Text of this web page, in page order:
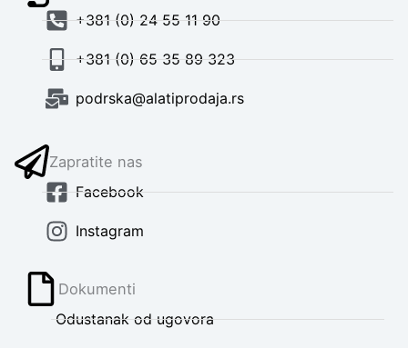
+381 (0) 24 55 11 90
+381 (0) 65 35 89 323
podrska@alatiprodaja.rs
Zapratite nas
Facebook
Instagram
Dokumenti
Odustanak od ugovora